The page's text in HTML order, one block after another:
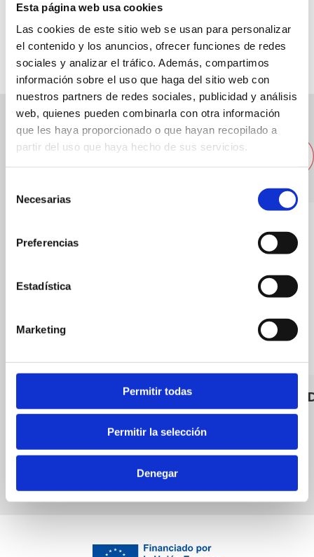
Esta página web usa cookies
Las cookies de este sitio web se usan para personalizar
el contenido y los anuncios, ofrecer funciones de redes
sociales y analizar el tráfico. Además, compartimos
información sobre el uso que haga del sitio web con
nuestros partners de redes sociales, publicidad y análisis
web, quienes pueden combinarla con otra información
que les haya proporcionado o que hayan recopilado a
partir del uso que haya hecho de sus servicios.
Necesarias
Preferencias
Estadística
Marketing
Permitir todas
Permitir la selección
Denegar
Spezialität:
Pizza mit Büffel-Mozzarella-Käse
Kapazität:
Andere nahegelegene
Restaurants
Hogares